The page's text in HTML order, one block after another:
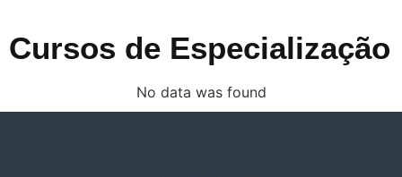
Cursos de Especialização
No data was found